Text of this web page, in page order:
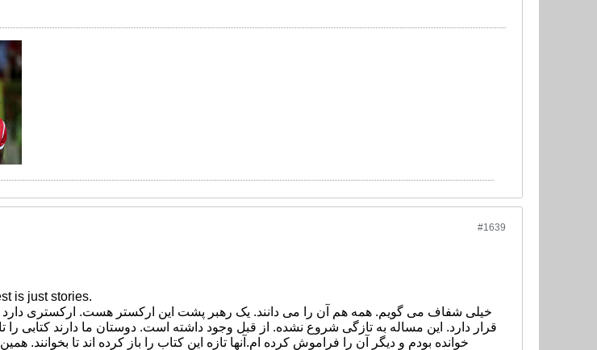
#1639
is just stories.
خیلی شفاف می گویم. همه هم آن را می دانند. یک رهبر پشت این ارکستر هست. ارکستری
قرار دارد. این مساله به تازگی شروع نشده. از قبل وجود داشته است. دوستان ما دارند کتابی
خوانده بودم و دیگر آن را فراموش کرده ام.آنها تازه این کتاب را باز کرده اند تا بخوانند.